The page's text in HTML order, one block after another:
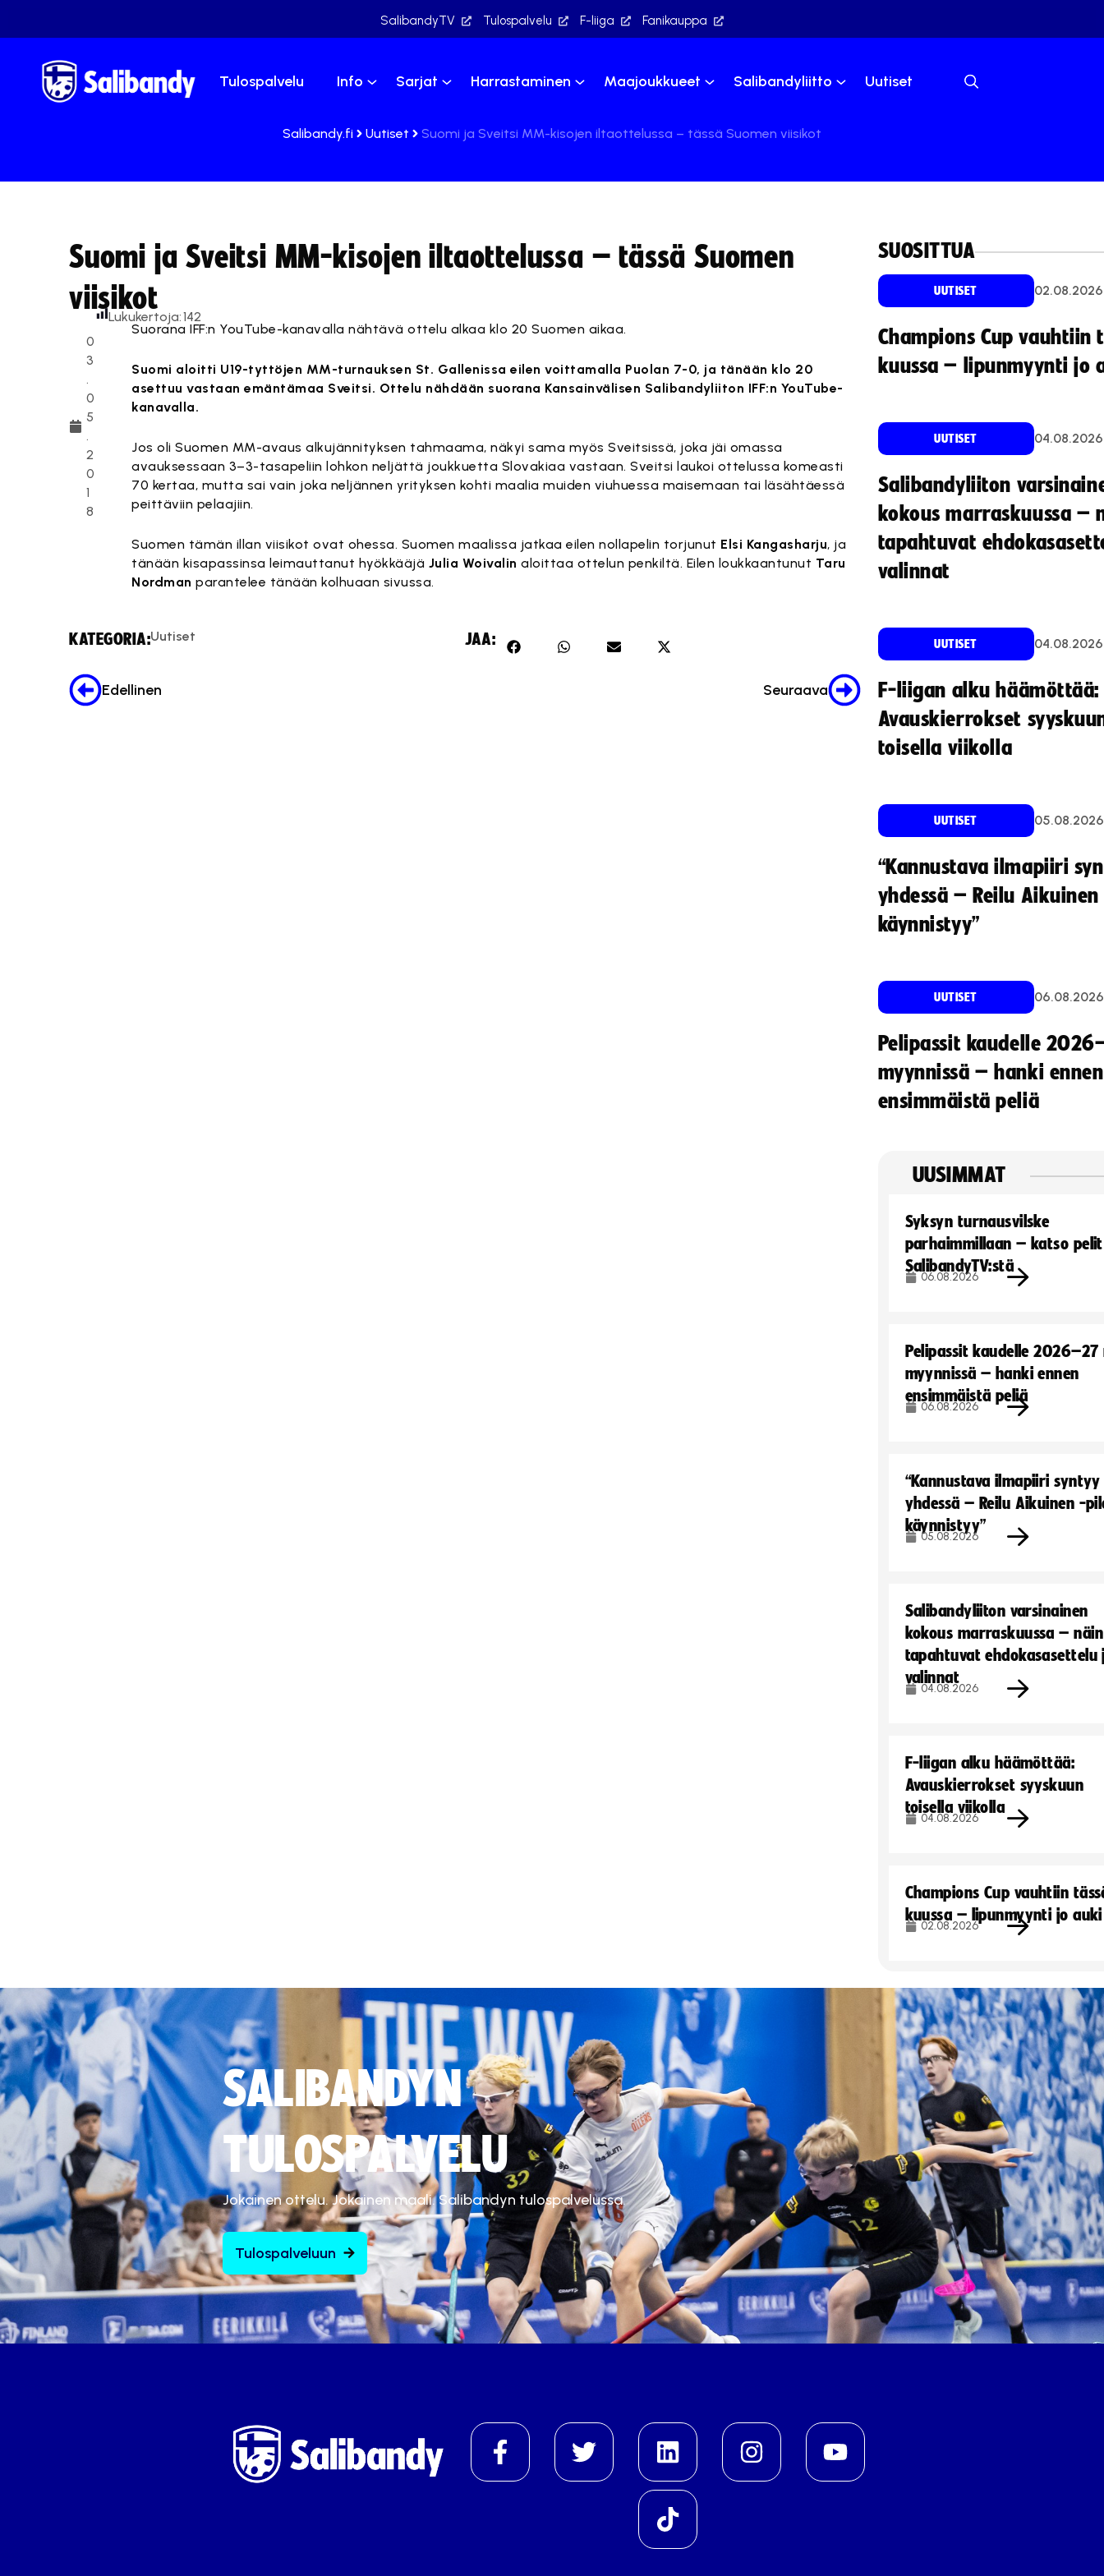
SalibandyTV Tulospalvelu F-liiga Fanikauppa
Tulospalvelu Info Sarjat Harrastaminen Maajoukkueet Salibandyliitto Uutiset
Salibandy.fi Uutiset Suomi ja Sveitsi MM-kisojen iltaottelussa – tässä Suomen viisikot
Suomi ja Sveitsi MM-kisojen iltaottelussa – tässä Suomen
viisikot
0
3
.
0
5
.
2
0
1
8
Lukukertoja:142
Suorana IFF:n YouTube-kanavalla nähtävä ottelu alkaa klo 20 Suomen aikaa.
Suomi aloitti U19-tyttöjen MM-turnauksen St. Gallenissa eilen voittamalla Puolan 7-0, ja tänään klo 20
asettuu vastaan emäntämaa Sveitsi. Ottelu nähdään suorana Kansainvälisen Salibandyliiton IFF:n YouTube-
kanavalla.
Jos oli Suomen MM-avaus alkujännityksen tahmaama, näkyi sama myös Sveitsissä, joka jäi omassa
avauksessaan 3–3-tasapeliin lohkon neljättä joukkuetta Slovakiaa vastaan. Sveitsi laukoi ottelussa komeasti
70 kertaa, mutta sai vain joka neljännen yrityksen kohti maalia muiden viuhuessa maisemaan tai läsähtäessä
peittäviin pelaajiin.
Suomen tämän illan viisikot ovat ohessa. Suomen maalissa jatkaa eilen nollapelin torjunut Elsi Kangasharju, ja
tänään kisapassinsa leimauttanut hyökkääjä Julia Woivalin aloittaa ottelun penkiltä. Eilen loukkaantunut Taru
Nordman parantelee tänään kolhuaan sivussa.
KATEGORIA:Uutiset JAA:
Edellinen Seuraava
SUOSITTUA
UUTISET 02.08.2026
Champions Cup vauhtiin
kuussa – lipunmyynti jo
UUTISET 04.08.2026
Salibandyliiton
kokous marraskuussa –
tapahtuvat
valinnat
UUTISET 04.08.2026
F-liigan alku häämöttää:
Avauskierrokset
toisella viikolla
UUTISET 05.08.2026
“Kannustava ilmapiiri
yhdessä – Reilu
käynnistyy”
UUTISET 06.08.2026
Pelipassit kaudelle
myynnissä – hanki ennen
ensimmäistä peliä
UUSIMMAT
Syksyn turnausvilske
parhaimmillaan – katso pelit
SalibandyTV:stä
06.08.2026
Pelipassit kaudelle
myynnissä – hanki ennen
ensimmäistä peliä
06.08.2026
“Kannustava ilmapiiri syntyy
yhdessä – Reilu Aikuinen -
käynnistyy”
05.08.2026
Salibandyliiton varsinainen
kokous marraskuussa – näin
tapahtuvat ehdokasasettelu
valinnat
04.08.2026
F-liigan alku häämöttää:
Avauskierrokset syyskuun
toisella viikolla
04.08.2026
Champions Cup vauhtiin
kuussa – lipunmyynti jo auki
02.08.2026
SALIBANDYN
TULOSPALVELU
Jokainen ottelu. Jokainen maali. Salibandyn tulospalvelussa.
Tulospalveluun